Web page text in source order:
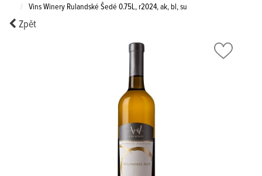
Vins Winery Rulandské Šedé 0.75L, r2024, ak, bl, su
Zpět